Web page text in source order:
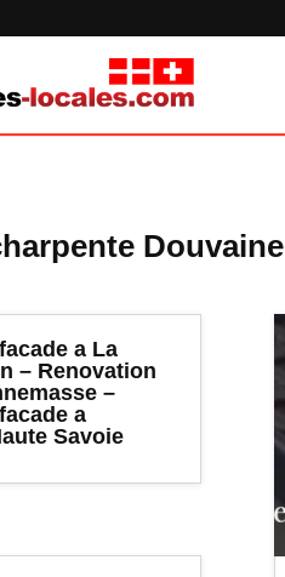
Douvaine
a La
– Renovation
–
a
Savoie